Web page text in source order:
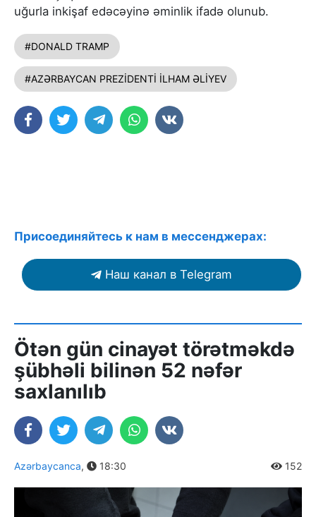
uğurla inkişaf edəcəyinə əminlik ifadə olunub.
#DONALD TRAMP
#AZƏRBAYCAN PREZİDENTİ İLHAM ƏLİYEV
Присоединяйтесь к нам в мессенджерах:
Наш канал в Telegram
Ötən gün cinayət törətməkdə
şübhəli bilinən 52 nəfər
saxlanılıb
Azərbaycanca, 18:30 152